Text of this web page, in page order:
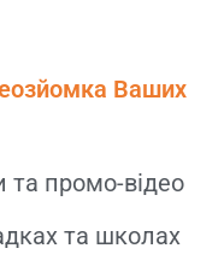
Ваших
та промо-відео
та школах